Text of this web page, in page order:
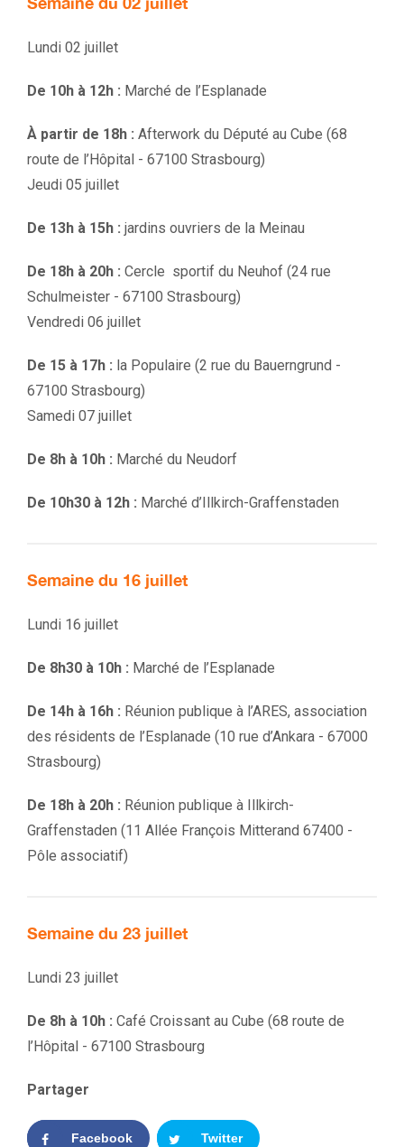
Lundi 02 juillet
De 10h à 12h : Marché de l’Esplanade
À partir de 18h : Afterwork du Député au Cube (68
route de l’Hôpital - 67100 Strasbourg)
Jeudi 05 juillet
De 13h à 15h : jardins ouvriers de la Meinau
De 18h à 20h : Cercle sportif du Neuhof (24 rue
Schulmeister - 67100 Strasbourg)
Vendredi 06 juillet
De 15 à 17h : la Populaire (2 rue du Bauerngrund -
67100 Strasbourg)
Samedi 07 juillet
De 8h à 10h : Marché du Neudorf
De 10h30 à 12h : Marché d’Illkirch-Graffenstaden
Semaine du 16 juillet
Lundi 16 juillet
De 8h30 à 10h : Marché de l’Esplanade
De 14h à 16h : Réunion publique à l’ARES, association
des résidents de l’Esplanade (10 rue d’Ankara - 67000
Strasbourg)
De 18h à 20h : Réunion publique à Illkirch-
Graffenstaden (11 Allée François Mitterand 67400 -
Pôle associatif)
Semaine du 23 juillet
Lundi 23 juillet
De 8h à 10h : Café Croissant au Cube (68 route de
l’Hôpital - 67100 Strasbourg
Partager
Facebook Twitter